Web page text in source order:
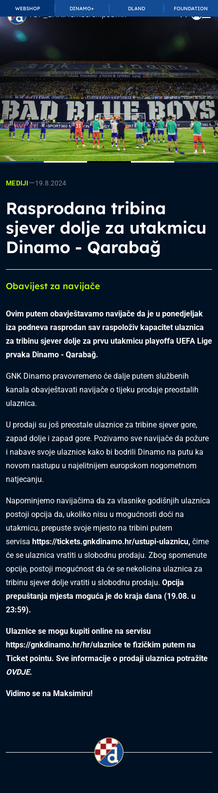
WEBSHOP DINAMO+ DLAND FOUNDATION
TOP_BAR.MembershipSuffix
MEDIJI—19.8.2024
Rasprodana tribina
sjever dolje za utakmicu
Dinamo - Qarabağ
Obavijest za navijače
Ovim putem obavještavamo navijače da je u ponedjeljak
iza podneva rasprodan sav raspoloživ kapacitet ulaznica
za tribinu sjever dolje za prvu utakmicu playoffa UEFA Lige
prvaka Dinamo - Qarabağ.
GNK Dinamo pravovremeno će dalje putem službenih
kanala obavještavati navijače o tijeku prodaje preostalih
ulaznica.
U prodaji su još preostale ulaznice za tribine sjever gore,
zapad dolje i zapad gore. Pozivamo sve navijače da požure
i nabave svoje ulaznice kako bi bodrili Dinamo na putu ka
novom nastupu u najelitnijem europskom nogometnom
natjecanju.
Napominjemo navijačima da za vlasnike godišnjih ulaznica
postoji opcija da, ukoliko nisu u mogućnosti doći na
utakmicu, prepuste svoje mjesto na tribini putem
servisa https://tickets.gnkdinamo.hr/ustupi-ulaznicu, čime
će se ulaznica vratiti u slobodnu prodaju. Zbog spomenute
opcije, postoji mogućnost da će se nekolicina ulaznica za
tribinu sjever dolje vratiti u slobodnu prodaju. Opcija
prepuštanja mjesta moguća je do kraja dana (19.08. u
23:59).
Ulaznice se mogu kupiti online na servisu
https://gnkdinamo.hr/hr/ulaznice te fizičkim putem na
Ticket pointu. Sve informacije o prodaji ulaznica potražite
OVDJE.
Vidimo se na Maksimiru!